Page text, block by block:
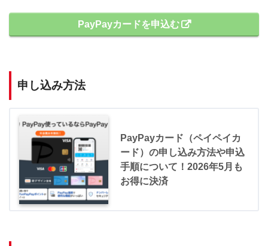
PayPayカードを申込む
申し込み方法
PayPayカード（ペイペイカ
ード）の申し込み方法や申込
手順について！2026年5月も
お得に決済